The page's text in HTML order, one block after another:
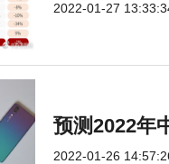
2022-01-27
预测2022年
2022-01-26